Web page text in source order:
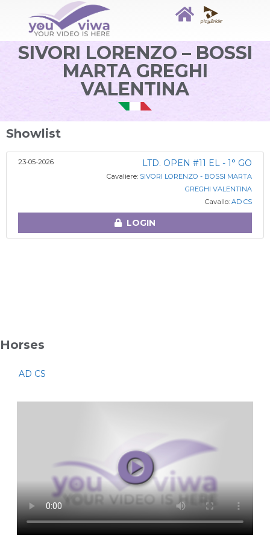
SIVORI LORENZO – BOSSI
MARTA GREGHI
VALENTINA
Showlist
23-05-2026 LTD. OPEN #11 EL - 1° GO
Cavaliere: SIVORI LORENZO - BOSSI MARTA
GREGHI VALENTINA
Cavallo: AD CS
LOGIN
Horses
AD CS